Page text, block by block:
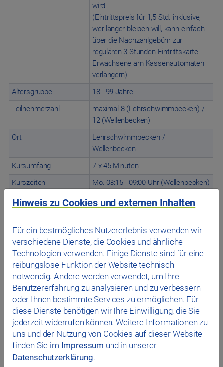
wird
(Eintrittspreis für 1,5 Std. inklusive;
wer länger bleiben will, kann einfach
über die Nachzahlgebühr zur
regulären 3 Stunden-Eintrittskarte
Erwachsene am Kassenautomaten
verlängern)
Altersgruppe
18 - 99 Jahre
Teilnehmerzahl
maximal 8 (Lehrschwimmbecken) /
12 (Wellenbecken)
Ort
Lehrschwimmbecken /
Wellenbecken
Kursumfang
7 x 45 Minuten
Kurszeiten
Mo. 08:15 - 09:00 Uhr (Wellenbecken)
Mi. 08:15 - 09:00 Uhr (Wellenbecken)
(Lehrschwimmbecken)
Termine und Verfügbarkeiten finden
Sie imOnline-Shop
Keine Kurse in den Ferien und an
Feiertagen!
Aqua HIT-Kurs das Stadtwerk.Westbad
Sichern Sie sich hier einen Platz für unsere regelmäßigen
Aqua HIT-Kurse.
Hinweis zu Cookies und externen Inhalten
Für ein bestmögliches Nutzererlebnis verwenden wir
verschiedene Dienste, die Cookies und ähnliche
Technologien verwenden. Einige Dienste sind für eine
reibungslose Funktion der Website technisch
notwendig. Andere werden verwendet, um Ihre
Benutzererfahrung zu analysieren und zu verbessern
oder Ihnen bestimmte Services zu ermöglichen. Für
diese Dienste benötigen wir Ihre Einwilligung, die Sie
jederzeit widerrufen können. Weitere Informationen zu
uns und der Nutzung von Cookies auf dieser Website
finden Sie im Impressum und in unserer
Datenschutzerklärung.